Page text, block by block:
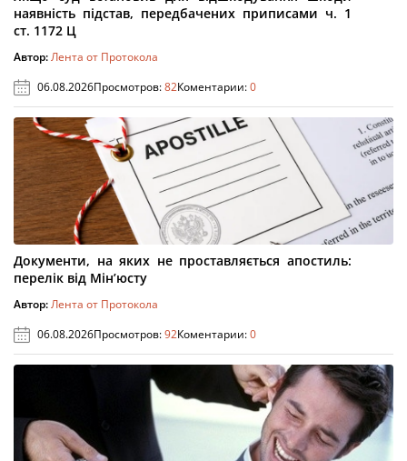
наявність підстав, передбачених приписами ч. 1
ст. 1172 Ц
Автор:Лента от Протокола
06.08.2026Просмотров:82Коментарии:0
Документи, на яких не проставляється апостиль:
перелік від Мін’юсту
Автор:Лента от Протокола
06.08.2026Просмотров:92Коментарии:0